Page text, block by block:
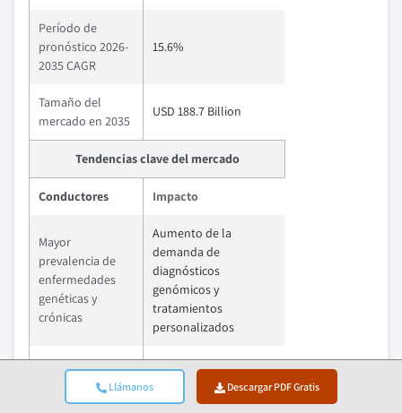
Llámanos Descargar PDF Gratis
Período de
pronóstico 2026-
2035 CAGR
15.6%
Tamaño del
mercado en 2035
USD 188.7 Billion
Tendencias clave del mercado
Conductores Impacto
Mayor
prevalencia de
enfermedades
genéticas y
crónicas
Aumento de la
demanda de
diagnósticos
genómicos y
tratamientos
personalizados
Avances en
tecnologías de
secuenciación de
Permite análisis
genómicos más